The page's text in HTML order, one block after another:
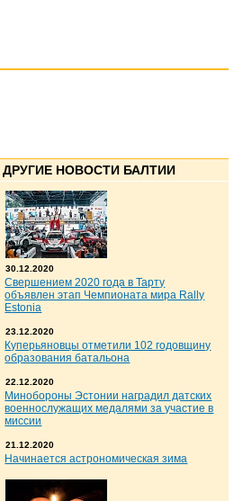
ДРУГИЕ НОВОСТИ БАЛТИИ
30.12.2020
Свершением 2020 года в Тарту
объявлен этап Чемпионата мира Rally
Estonia
23.12.2020
Куперьяновцы отметили 102 годовщину
образования батальона
22.12.2020
Минобороны Эстонии наградил датских
военнослужащих медалями за участие в
миссии
21.12.2020
Начинается астрономическая зима